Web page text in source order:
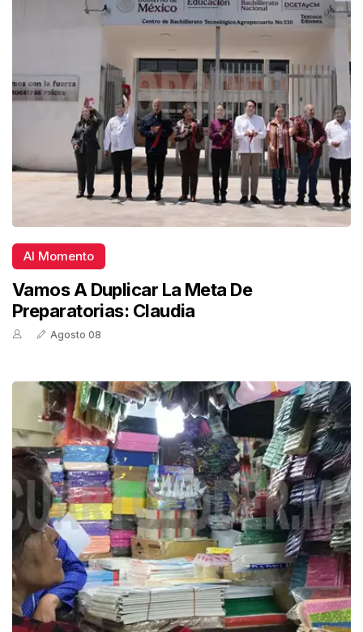
Al Momento
Vamos A Duplicar La Meta De
Preparatorias: Claudia
Agosto 08